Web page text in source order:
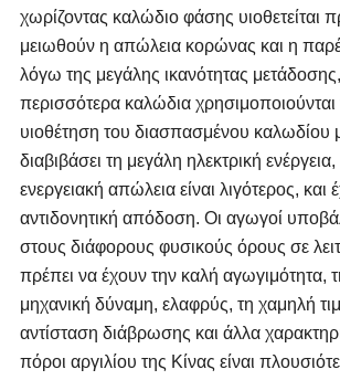
χωρίζοντας καλώδιο φάσης υιοθετείται
μειωθούν η απώλεια κορώνας και η
λόγω της μεγάλης ικανότητας
περισσότερα καλώδια
υιοθέτηση του διασπασμένου καλωδίου
διαβιβάσει τη μεγάλη ηλεκτρική
ενεργειακή απώλεια είναι λιγότερος, και
αντιδονητική απόδοση. Οι αγωγοί
στους διάφορους φυσικούς όρους σε
πρέπει να έχουν την καλή αγωγιμότητα,
μηχανική δύναμη, ελαφρύς, τη χαμηλή
αντίσταση διάβρωσης και άλλα
πόροι αργιλίου της Κίνας είναι